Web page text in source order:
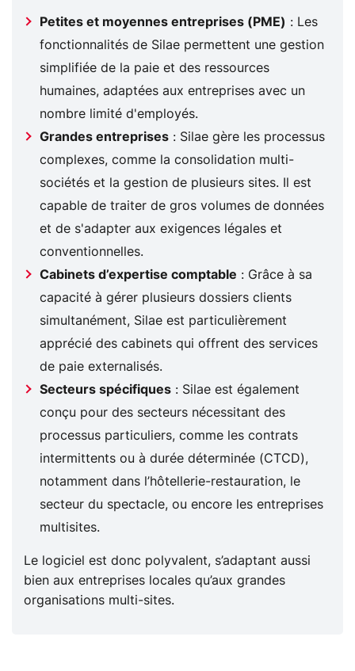
Petites et moyennes entreprises (PME) : Les
fonctionnalités de Silae permettent une gestion
simplifiée de la paie et des ressources
humaines, adaptées aux entreprises avec un
nombre limité d'employés.
Grandes entreprises : Silae gère les processus
complexes, comme la consolidation multi-
sociétés et la gestion de plusieurs sites. Il est
capable de traiter de gros volumes de données
et de s'adapter aux exigences légales et
conventionnelles.
Cabinets d’expertise comptable : Grâce à sa
capacité à gérer plusieurs dossiers clients
simultanément, Silae est particulièrement
apprécié des cabinets qui offrent des services
de paie externalisés​.
Secteurs spécifiques : Silae est également
conçu pour des secteurs nécessitant des
processus particuliers, comme les contrats
intermittents ou à durée déterminée (CTCD),
notamment dans l’hôtellerie-restauration, le
secteur du spectacle, ou encore les entreprises
multisites​.
Le logiciel est donc polyvalent, s’adaptant aussi
bien aux entreprises locales qu’aux grandes
organisations multi-sites.